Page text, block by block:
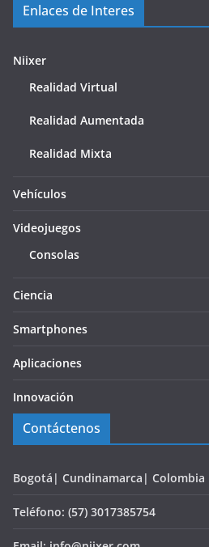
Enlaces de Interes
Niixer
Realidad Virtual
Realidad Aumentada
Realidad Mixta
Vehículos
Videojuegos
Consolas
Ciencia
Smartphones
Aplicaciones
Innovación
Contáctenos
Bogotá| Cundinamarca| Colombia
Teléfono: (57) 3017385754